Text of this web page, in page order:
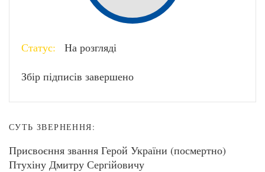
Статус: На розгляді
Збір підписів завершено
СУТЬ ЗВЕРНЕННЯ:
Присвоєння звання Герой України (посмертно)
Птухіну Дмитру Сергійовичу